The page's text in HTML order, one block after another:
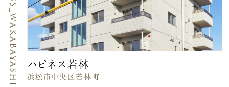
ハピネス若林
浜松市中央区若林町